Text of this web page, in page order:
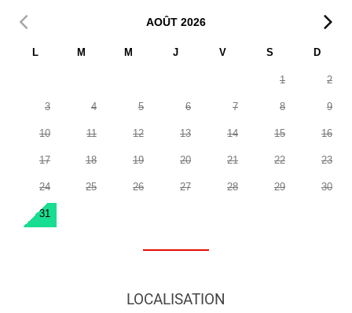
AOÛT 2026
L M M J V S D
1 2
3 4 5 6 7 8 9
10 11 12 13 14 15 16
17 18 19 20 21 22 23
24 25 26 27 28 29 30
31
LOCALISATION